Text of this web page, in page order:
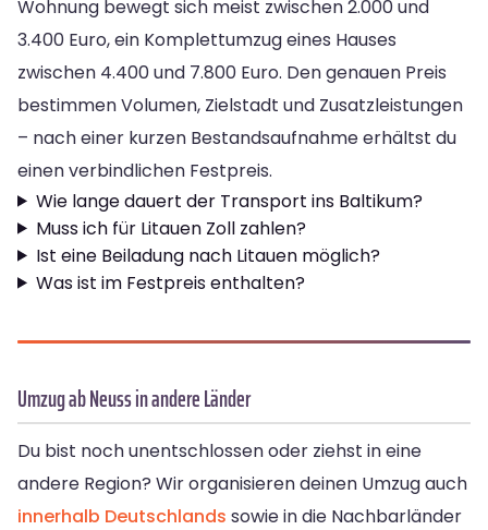
Wohnung bewegt sich meist zwischen 2.000 und
3.400 Euro, ein Komplettumzug eines Hauses
zwischen 4.400 und 7.800 Euro. Den genauen Preis
bestimmen Volumen, Zielstadt und Zusatzleistungen
– nach einer kurzen Bestandsaufnahme erhältst du
einen verbindlichen Festpreis.
Wie lange dauert der Transport ins Baltikum?
Muss ich für Litauen Zoll zahlen?
Ist eine Beiladung nach Litauen möglich?
Was ist im Festpreis enthalten?
Umzug ab Neuss in andere Länder
Du bist noch unentschlossen oder ziehst in eine
andere Region? Wir organisieren deinen Umzug auch
innerhalb Deutschlands sowie in die Nachbarländer